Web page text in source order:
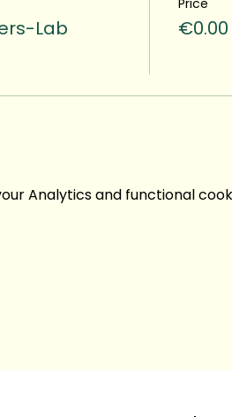
Lab
Price
€0.00
Analytics and functional